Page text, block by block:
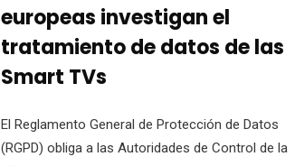
europeas investigan el
tratamiento de datos de las
Smart TVs
El Reglamento General de Protección de Datos
(RGPD) obliga a las Autoridades de Control de la